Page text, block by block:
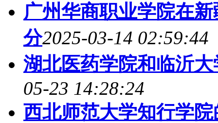
广州华商职业学院在
分2025-03-14 02:59:44
湖北医药学院和临沂
05-23 14:28:24
西北师范大学知行学